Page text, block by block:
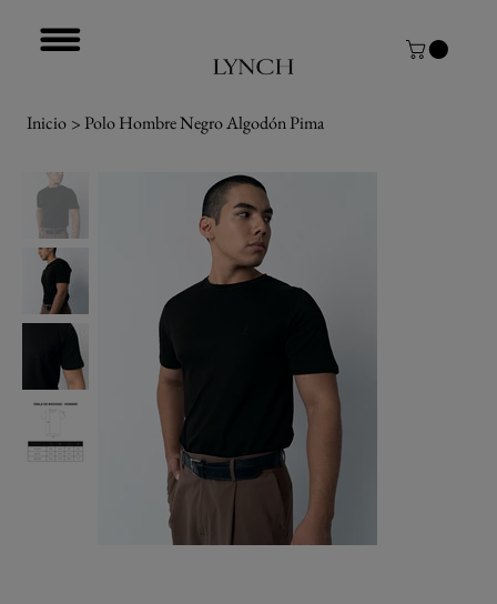
Inicio > Polo Hombre Negro Algodón Pima